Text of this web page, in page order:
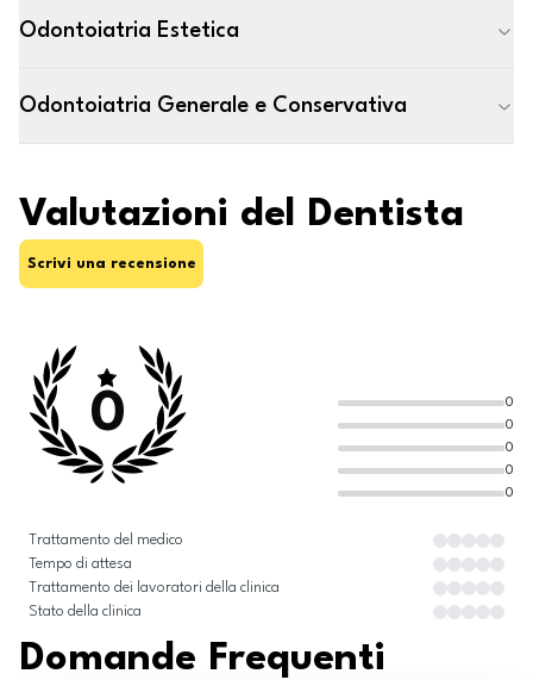
Odontoiatria Estetica
Odontoiatria Generale e Conservativa
Valutazioni del Dentista
Scrivi una recensione
0
0
0
0
0
0
Trattamento del medico
Tempo di attesa
Trattamento dei lavoratori della clinica
Stato della clinica
Domande Frequenti